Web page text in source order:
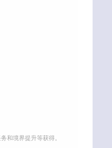
和境界提升等获得。